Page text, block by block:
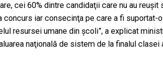
cei 60% dintre candidaţii care nu au
concurs iar consecinţa pe care a fi suportat-
resursei umane din şcoli”, a explicat
naţională de sistem de la finalul clasei